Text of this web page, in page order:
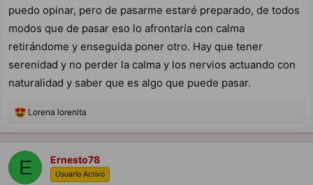
puedo opinar, pero de pasarme estaré preparado, de todos
modos que de pasar eso lo afrontaría con calma
retirándome y enseguida poner otro. Hay que tener
serenidad y no perder la calma y los nervios actuando con
naturalidad y saber que es algo que puede pasar.
R
a
c
i
Lorena lorenita
E Ernesto78
Usuario Activo